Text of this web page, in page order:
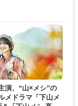
演、“山×メシ”の
メドラマ「下山メ